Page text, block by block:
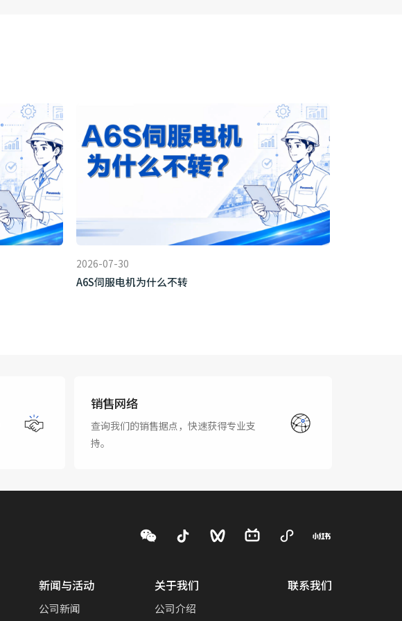
2026-07-30
A6S伺服电机为什么不转
销售网络
查询我们的销售据点，快速获得专业支
持。
新闻与活动
公司新闻
关于我们
公司介绍
联系我们